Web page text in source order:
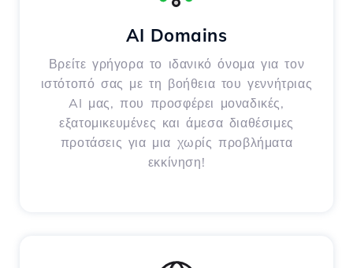
AI Domains
Βρείτε γρήγορα το ιδανικό όνομα για τον
ιστότοπό σας με τη βοήθεια του γεννήτριας
AI μας, που προσφέρει μοναδικές,
εξατομικευμένες και άμεσα διαθέσιμες
προτάσεις για μια χωρίς προβλήματα
εκκίνηση!